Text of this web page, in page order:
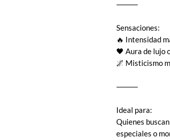
⸻
Sensaciones:
🔥 Intensidad
🖤 Aura de lujo
🌌 Misticismo
⸻
Ideal para:
Quienes
especiales o